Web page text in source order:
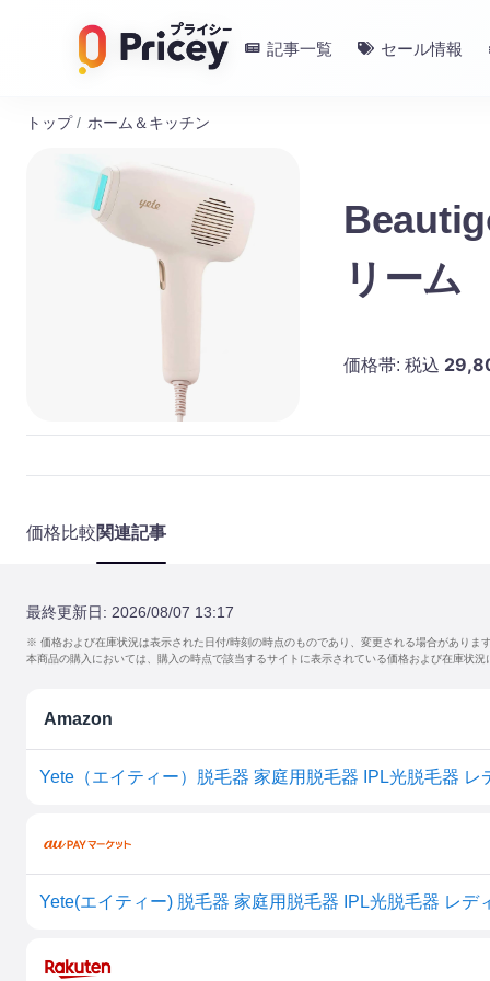
記事一覧 セール情報
トップ / ホーム＆キッチン
リーム
価格帯: 税込
価格比較関連記事
最終更新日: 2026/08/07 13:17
※ 価格および在庫状況は表示された日付/時刻の時点のものであり、変更される場合がありま
本商品の購入においては、購入の時点で該当するサイトに表示されている価格および在庫状
Amazon